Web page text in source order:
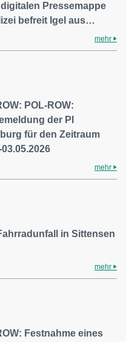
Pressemappe
befreit Igel aus…
mehr
POL-ROW:
der PI
für den Zeitraum
mehr
in Sittensen
mehr
Festnahme eines